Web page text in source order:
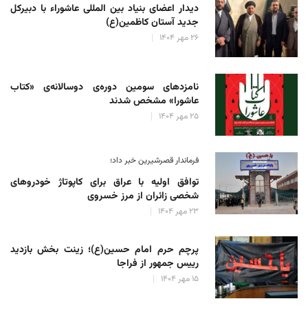
دیدار اعضای بنیاد بین المللی عاشوراء با دبیرکل
جدید آستان کاظمین(ع)
۲۶ مهر ۱۴۰۴
نامزدهای سومین دوره‌ی دوسالانه‌ی «کتاب
عاشورا» مشخص شدند
۲۵ مهر ۱۴۰۴
فرماندار قصرشیرین خبر داد؛
توافق اولیه با عراق برای کاپوتاژ خودروهای
شخصی زائران از مرز خسروی
۲۳ مهر ۱۴۰۴
پرچم حرم امام حسین(ع)؛ زینت بخش بازدید
رییس جمهور از فراجا
۱۵ مهر ۱۴۰۴